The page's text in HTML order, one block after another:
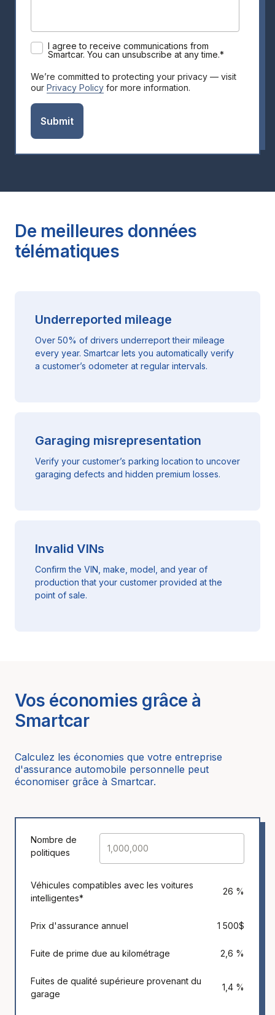
I agree to receive communications from
Smartcar. You can unsubscribe at any time.*
We’re committed to protecting your privacy — visit
our Privacy Policy for more information.
De meilleures données
télématiques
Underreported mileage
Over 50% of drivers underreport their mileage
every year. Smartcar lets you automatically verify
a customer’s odometer at regular intervals.
Garaging misrepresentation
Verify your customer’s parking location to uncover
garaging defects and hidden premium losses.
Invalid VINs
Confirm the VIN, make, model, and year of
production that your customer provided at the
point of sale.
Vos économies grâce à
Smartcar
Calculez les économies que votre entreprise
d'assurance automobile personnelle peut
économiser grâce à Smartcar.
Nombre de
politiques
Véhicules compatibles avec les voitures
intelligentes*
26 %
Prix d'assurance annuel 1 500$
Fuite de prime due au kilométrage 2,6 %
Fuites de qualité supérieure provenant du
garage
1,4 %